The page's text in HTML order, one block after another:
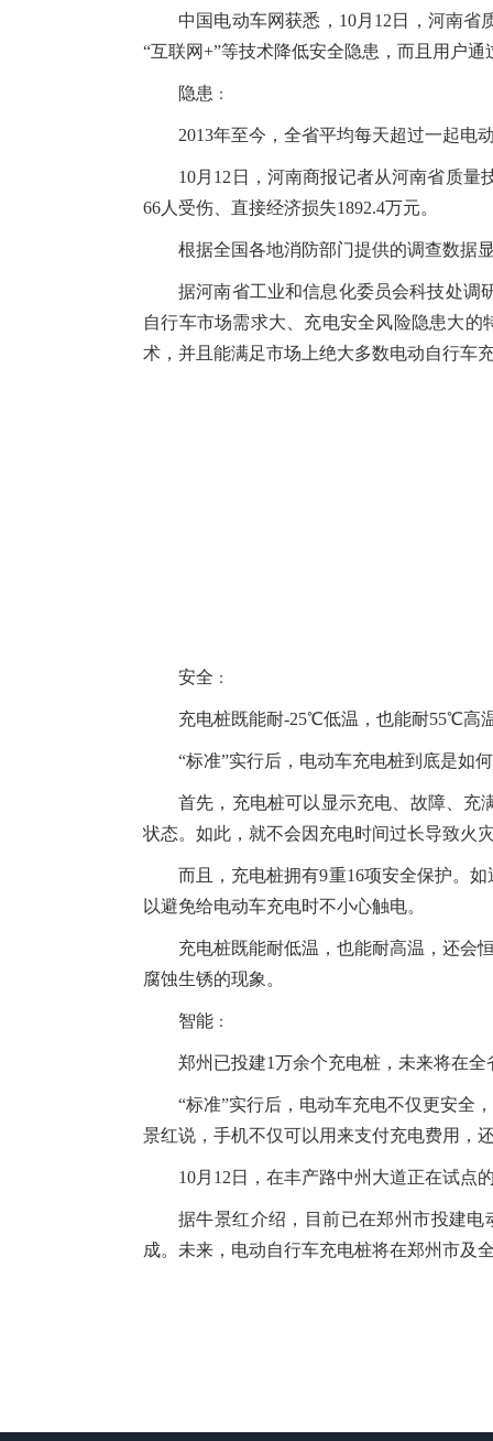
中国电动车网获悉，10月12日，河南
“互联网+”等技术降低安全隐患，而且用户
隐患 ：
2013年至今，全省平均每天超过一起电
10月12日，河南商报记者从河南省质量
66人受伤、直接经济损失1892.4万元。
根据全国各地消防部门提供的调查数据
据河南省工业和信息化委员会科技处调
自行车市场需求大、充电安全风险隐患大
术，并且能满足市场上绝大多数电动自行车
安全 ：
充电桩既能耐-25℃低温，也能耐55℃高
“标准”实行后，电动车充电桩到底是如
首先，充电桩可以显示充电、故障、充
状态。如此，就不会因充电时间过长导致火
而且，充电桩拥有9重16项安全保护。
以避免给电动车充电时不小心触电。
充电桩既能耐低温，也能耐高温，还会
腐蚀生锈的现象。
智能 ：
郑州已投建1万余个充电桩，未来将在全
“标准”实行后，电动车充电不仅更安全
景红说，手机不仅可以用来支付充电费用，
10月12日，在丰产路中州大道正在试点
据牛景红介绍，目前已在郑州市投建
成。未来，电动自行车充电桩将在郑州市及